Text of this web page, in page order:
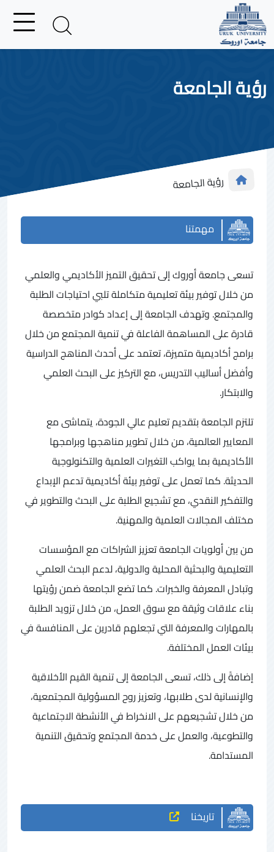
رؤية الجامعة
رؤية الجامعة
مهمتنا
تسعى جامعة أوروك إلى تحقيق التميز الأكاديمي والعلمي
من خلال توفير بيئة تعليمية متكاملة تلبي احتياجات الطلبة
والمجتمع. وتهدف الجامعة إلى إعداد كوادر متخصصة
قادرة على المساهمة الفاعلة في تنمية المجتمع من خلال
برامج أكاديمية متميزة، تعتمد على أحدث المناهج الدراسية
وأفضل أساليب التدريس، مع التركيز على البحث العلمي
والابتكار.
تلتزم الجامعة بتقديم تعليم عالي الجودة، يتماشى مع
المعايير العالمية، من خلال تطوير مناهجها وبرامجها
الأكاديمية بما يواكب التغيرات العلمية والتكنولوجية
الحديثة. كما تعمل على توفير بيئة أكاديمية تدعم الإبداع
والتفكير النقدي، مع تشجيع الطلبة على البحث والتطوير في
مختلف المجالات العلمية والمهنية.
من بين أولويات الجامعة تعزيز الشراكات مع المؤسسات
التعليمية والبحثية المحلية والدولية، لدعم البحث العلمي
وتبادل المعرفة والخبرات. كما تضع الجامعة ضمن رؤيتها
بناء علاقات وثيقة مع سوق العمل، من خلال تزويد الطلبة
بالمهارات والمعرفة التي تجعلهم قادرين على المنافسة في
بيئات العمل المختلفة.
إضافةً إلى ذلك، تسعى الجامعة إلى تنمية القيم الأخلاقية
والإنسانية لدى طلابها، وتعزيز روح المسؤولية المجتمعية،
من خلال تشجيعهم على الانخراط في الأنشطة الاجتماعية
والتطوعية، والعمل على خدمة المجتمع وتحقيق التنمية
المستدامة.
تاريخنا